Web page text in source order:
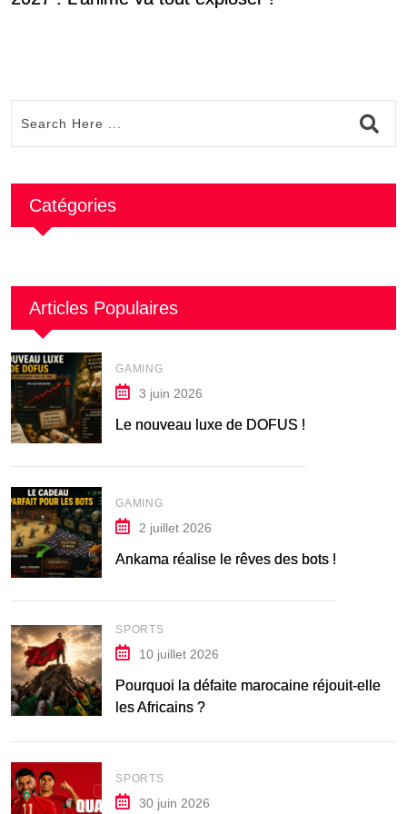
Catégories
Articles Populaires
GAMING
3 juin 2026
Le nouveau luxe de DOFUS !
GAMING
2 juillet 2026
Ankama réalise le rêves des bots !
SPORTS
10 juillet 2026
Pourquoi la défaite marocaine réjouit-elle
les Africains ?
SPORTS
30 juin 2026